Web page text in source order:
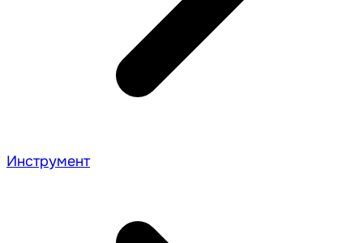
Инструмент